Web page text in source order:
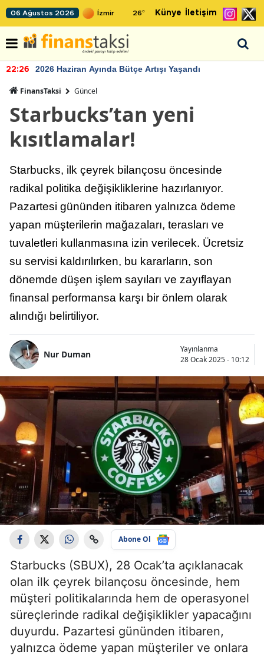
06 Ağustos 2026 26° Künye İletişim
22:26 2026 Haziran Ayında Bütçe Artışı Yaşandı
FinansTaksi Güncel
Starbucks’tan yeni
kısıtlamalar!
Starbucks, ilk çeyrek bilançosu öncesinde
radikal politika değişikliklerine hazırlanıyor.
Pazartesi gününden itibaren yalnızca ödeme
yapan müşterilerin mağazaları, terasları ve
tuvaletleri kullanmasına izin verilecek. Ücretsiz
su servisi kaldırılırken, bu kararların, son
dönemde düşen işlem sayıları ve zayıflayan
finansal performansa karşı bir önlem olarak
alındığı belirtiliyor.
Nur Duman
Yayınlanma
28 Ocak 2025 - 10:12
Abone Ol
Starbucks (SBUX), 28 Ocak’ta açıklanacak
olan ilk çeyrek bilançosu öncesinde, hem
müşteri politikalarında hem de operasyonel
süreçlerinde radikal değişiklikler yapacağını
duyurdu. Pazartesi gününden itibaren,
yalnızca ödeme yapan müşteriler ve onlara